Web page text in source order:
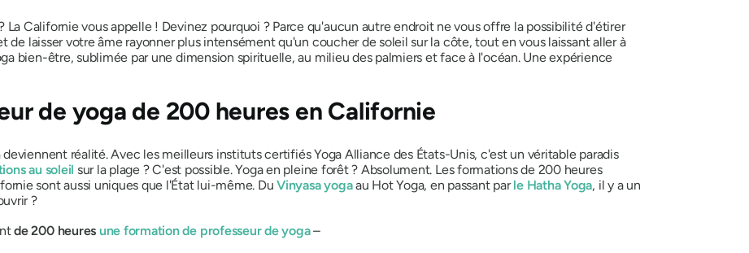
La Californie vous appelle ! Devinez pourquoi ? Parce qu'aucun autre endroit ne vous offre la possibilité d'étirer
de laisser votre âme rayonner plus intensément qu'un coucher de soleil sur la côte, tout en vous laissant aller à
bien-être, sublimée par une dimension spirituelle, au milieu des palmiers et face à l'océan. Une expérience
de yoga de 200 heures en Californie
réalité. Avec les meilleurs instituts certifiés Yoga Alliance des États-Unis, c'est un véritable paradis
au soleil sur la plage ? C'est possible. Yoga en pleine forêt ? Absolument. Les formations de 200 heures
sont aussi uniques que l'État lui-même. DuVinyasa yogaau Hot Yoga, en passant parle Hatha Yoga, il y a un
?
de 200 heures une formation de professeur de yoga–